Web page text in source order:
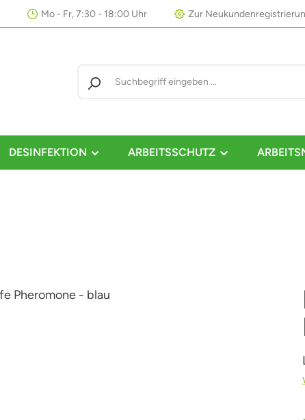
Mo - Fr, 7:30 - 18:00 Uhr Zur
DESINFEKTION ARBEITSSCHUTZ